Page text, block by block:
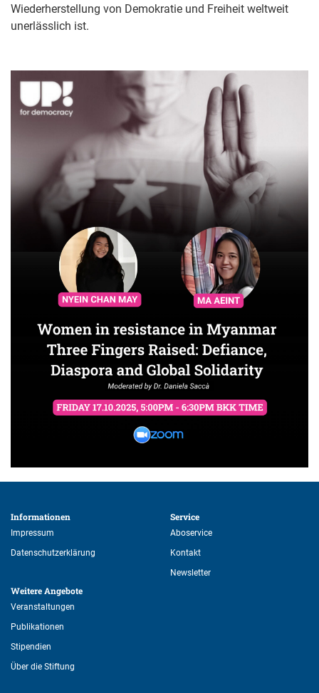
Wiederherstellung von Demokratie und Freiheit weltweit
unerlässlich ist.
Informationen
Impressum
Datenschutzerklärung
Weitere Angebote
Veranstaltungen
Publikationen
Stipendien
Über die Stiftung
Service
Aboservice
Kontakt
Newsletter